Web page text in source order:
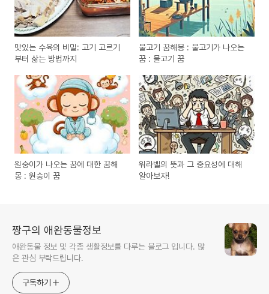
맛있는 수육의 비밀: 고기 고르기
부터 삶는 방법까지
물고기 꿈해몽 : 물고기가 나오는
꿈 : 물고기 꿈
원숭이가 나오는 꿈에 대한 꿈해
몽 : 원숭이 꿈
워라벨의 뜻과 그 중요성에 대해
알아보자!
짱구의 애완동물정보
애완동물 정보 및 각종 생활정보를 다루는 블로그 입니다. 많
은 관심 부탁드립니다.
구독하기